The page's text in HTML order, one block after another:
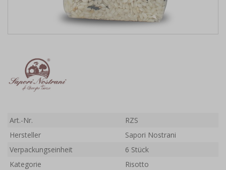
Art.-Nr.
RZS
Hersteller
Sapori Nostrani
Verpackungseinheit
6 Stück
Kategorie
Risotto